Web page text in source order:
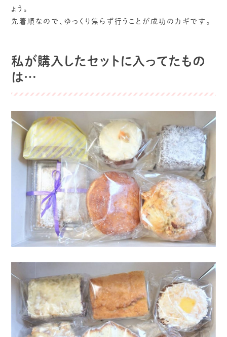
ょう。
先着順なので、ゆっくり焦らず行うことが成功のカギです。
私が購入したセットに入ってたもの
は…